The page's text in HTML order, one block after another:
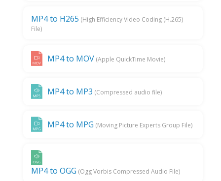
MP4 to H265 (High Efficiency Video Coding (H.265)
File)
MP4 to MOV (Apple QuickTime Movie)
MP4 to MP3 (Compressed audio file)
MP4 to MPG (Moving Picture Experts Group File)
MP4 to OGG (Ogg Vorbis Compressed Audio File)